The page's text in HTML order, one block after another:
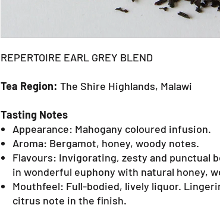
REPERTOIRE EARL GREY BLEND
Tea Region: The Shire Highlands, Malawi
Tasting Notes
Appearance: Mahogany coloured infusion.
Aroma: Bergamot, honey, woody notes.
Flavours: Invigorating, zesty and punctual
in wonderful euphony with natural honey,
Mouthfeel: Full-bodied, lively liquor.
citrus note in the finish.